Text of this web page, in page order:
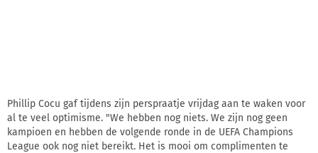
Phillip Cocu gaf tijdens zijn perspraatje vrijdag aan te waken voor
al te veel optimisme. "We hebben nog niets. We zijn nog geen
kampioen en hebben de volgende ronde in de UEFA Champions
League ook nog niet bereikt. Het is mooi om complimenten te